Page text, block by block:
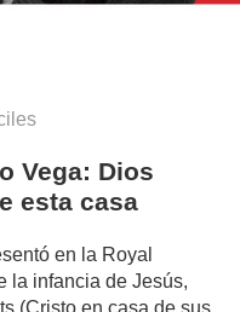
Vega: Dios
esta casa
en la Royal
la infancia de Jesús,
(Cristo en casa de sus